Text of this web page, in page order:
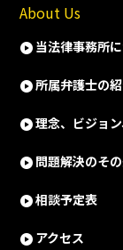
About Us
当法律事務所
所属弁護士の
理念、ビジョ
問題解決のそ
相談予定表
アクセス